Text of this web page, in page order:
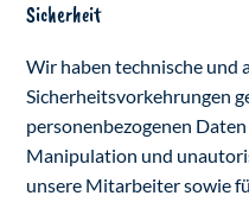
Sicherheit
Wir haben technische und
Sicherheitsvorkehrungen
personenbezogenen
Manipulation und
unsere Mitarbeiter sowie